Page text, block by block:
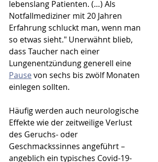
lebenslang Patienten. (…) Als
Notfallmediziner mit 20 Jahren
Erfahrung schluckt man, wenn man
so etwas sieht." Unerwähnt blieb,
dass Taucher nach einer
Lungenentzündung generell eine
Pause von sechs bis zwölf Monaten
einlegen sollten.
Häufig werden auch neurologische
Effekte wie der zeitweilige Verlust
des Geruchs- oder
Geschmackssinnes angeführt –
angeblich ein typisches Covid-19-